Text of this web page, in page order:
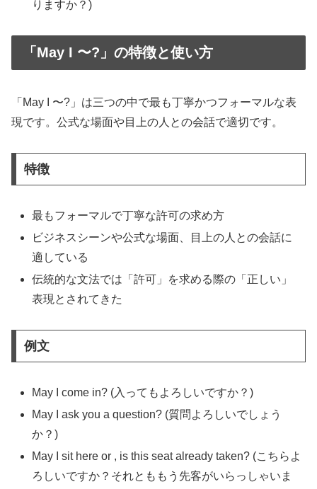
りますか？)
「May I 〜?」の特徴と使い方
「May I 〜?」は三つの中で最も丁寧かつフォーマルな表
現です。公式な場面や目上の人との会話で適切です。
特徴
最もフォーマルで丁寧な許可の求め方
ビジネスシーンや公式な場面、目上の人との会話に
適している
伝統的な文法では「許可」を求める際の「正しい」
表現とされてきた
例文
May I come in? (入ってもよろしいですか？)
May I ask you a question? (質問よろしいでしょう
か？)
May I sit here or , is this seat already taken? (こちらよ
ろしいですか？それとももう先客がいらっしゃいま